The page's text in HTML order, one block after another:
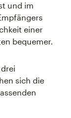
und im
einer
bequemer.
sich die